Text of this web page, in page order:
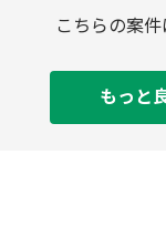
こちらの案
もっと